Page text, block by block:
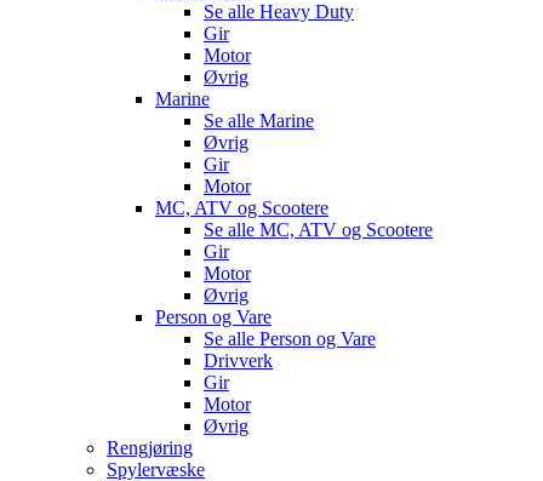
Se alle Heavy Duty
Gir
Motor
Øvrig
Marine
Se alle Marine
Øvrig
Gir
Motor
MC, ATV og Scootere
Se alle MC, ATV og Scootere
Gir
Motor
Øvrig
Person og Vare
Se alle Person og Vare
Drivverk
Gir
Motor
Øvrig
Rengjøring
Spylervæske